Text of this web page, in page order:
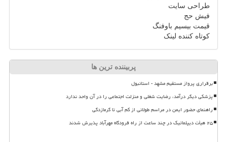
طراحی سایت
فیش حج
قیمت بیسیم باوفنگ
کوتاه کننده لینک
پربیننده ترین ها
برقراری پرواز مستقیم مشهد - استانبول
پزشکی دیگر درآمد، رضایت شغلی و منزلت اجتماعی را در آن واحد ندارد
راهنمای حضور ایمن در مراسم طولانی از کم آبی تا گرمازدگی
۲۵ هیأت دیپلماتیک در چند ساعت از راه فرودگاه مهرآباد پذیرش شدند